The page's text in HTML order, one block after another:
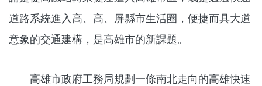
道路系統進入高、高、屏縣市生活圈，便捷而具大道
意象的交通建構，是高雄市的新課題。
高雄市政府工務局規劃一條南北走向的高雄快速